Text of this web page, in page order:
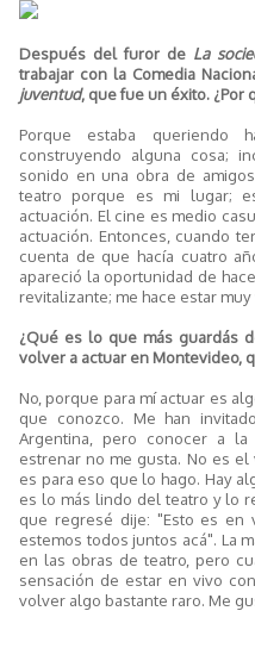
Después del furor de La
trabajar con la Comedia
juventud, que fue un éxito. ¿Por
Porque estaba queriendo
construyendo alguna cosa;
sonido en una obra de
teatro porque es mi lugar;
actuación. El cine es medio
actuación. Entonces, cuando
cuenta de que hacía cuatro
apareció la oportunidad de
revitalizante; me hace estar muy
¿Qué es lo que más guardás
volver a actuar en Montevideo,
No, porque para mí actuar es
que conozco. Me han
Argentina, pero conocer a
estrenar no me gusta. No es
es para eso que lo hago. Hay
es lo más lindo del teatro y lo
que regresé dije: "Esto es
estemos todos juntos acá". La
en las obras de teatro, pero
sensación de estar en vivo
volver algo bastante raro. Me